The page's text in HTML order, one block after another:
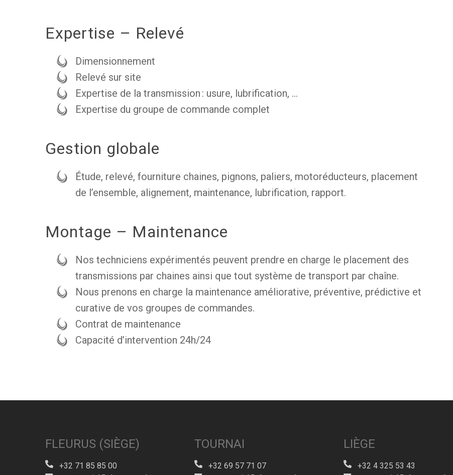
Expertise – Relevé
Dimensionnement
Relevé sur site
Expertise de la transmission : usure, lubrification, …
Expertise du groupe de commande complet
Gestion globale
Étude, relevé, fourniture chaines, pignons, paliers, motoréducteurs, placement
de l’ensemble, alignement, maintenance, lubrification, rapport.
Montage – Maintenance
Nos techniciens expérimentés peuvent prendre en charge le placement des
transmissions par chaines ainsi que tout système de transport par chaîne.
Nous prenons en charge la maintenance améliorative, préventive, prédictive et
curative de vos groupes de commandes.
Contrat de maintenance
Capacité d’intervention 24h/24
FLEURUS (SIÈGE)
+32 71 85 85 00
TOURNAI
+32 69 57 71 07
LIÈGE
+32 4 325 53 43